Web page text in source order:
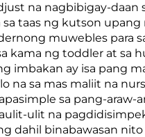
na nagbibigay-daan
taas ng kutson upang
muwebles para
ng toddler at sa
imbakan ay isa pang
na sa mas maliit na
sa pang-araw-
ulit na
dahil binabawasan nito